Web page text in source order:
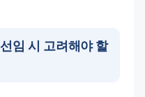
임 시 고려해야 할